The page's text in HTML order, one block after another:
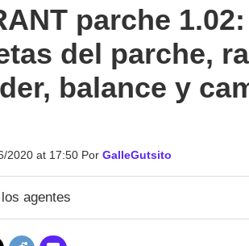
parche
del parche,
balance y
2020 at 17:50 Por GalleGutsito
agentes